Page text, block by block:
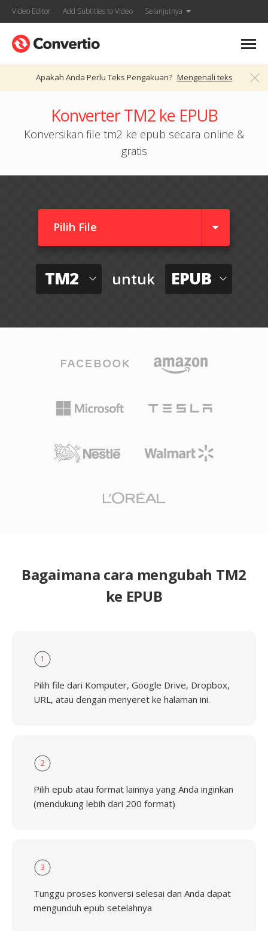
Video Editor Add Subtitles to Video Selanjutnya
Apakah Anda Perlu Teks Pengakuan? Mengenali teks
Konverter TM2 ke EPUB
Konversikan file tm2 ke epub secara online &
gratis
Pilih File
TM2 untuk EPUB
Bagaimana cara mengubah TM2
ke EPUB
1
Pilih file dari Komputer, Google Drive, Dropbox,
URL, atau dengan menyeret ke halaman ini.
2
Pilih epub atau format lainnya yang Anda inginkan
(mendukung lebih dari 200 format)
3
Tunggu proses konversi selesai dan Anda dapat
mengunduh epub setelahnya